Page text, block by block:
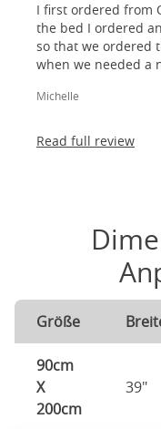
I first ordered from
the bed I ordered
so that we ordered
when we needed a
Michelle
Read full review
Größe
90cm
X
200cm
39"